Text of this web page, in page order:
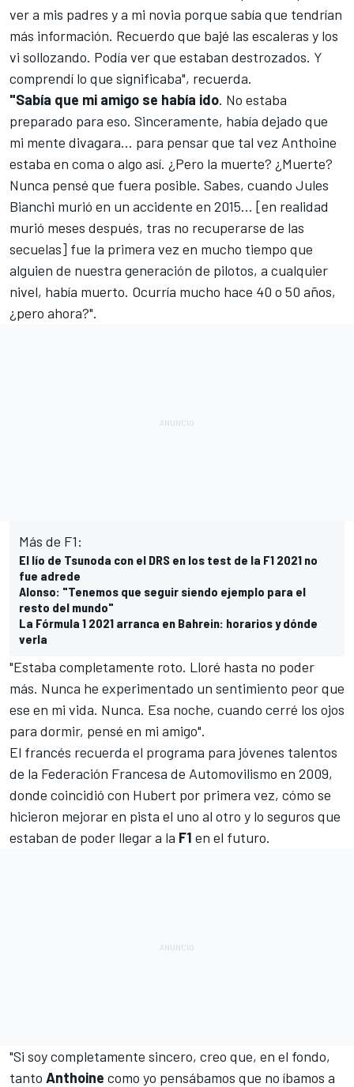
ver a mis padres y a mi novia porque sabía que tendrían
más información. Recuerdo que bajé las escaleras y los
vi sollozando. Podía ver que estaban destrozados. Y
comprendí lo que significaba", recuerda.
"Sabía que mi amigo se había ido. No estaba
preparado para eso. Sinceramente, había dejado que
mi mente divagara... para pensar que tal vez Anthoine
estaba en coma o algo así. ¿Pero la muerte? ¿Muerte?
Nunca pensé que fuera posible. Sabes, cuando Jules
Bianchi murió en un accidente en 2015... [en realidad
murió meses después, tras no recuperarse de las
secuelas] fue la primera vez en mucho tiempo que
alguien de nuestra generación de pilotos, a cualquier
nivel, había muerto. Ocurría mucho hace 40 o 50 años,
¿pero ahora?".
Más de F1:
El lío de Tsunoda con el DRS en los test de la F1 2021 no
fue adrede
Alonso: "Tenemos que seguir siendo ejemplo para el
resto del mundo"
La Fórmula 1 2021 arranca en Bahrein: horarios y dónde
verla
"Estaba completamente roto. Lloré hasta no poder
más. Nunca he experimentado un sentimiento peor que
ese en mi vida. Nunca. Esa noche, cuando cerré los ojos
para dormir, pensé en mi amigo".
El francés recuerda el programa para jóvenes talentos
de la Federación Francesa de Automovilismo en 2009,
donde coincidió con Hubert por primera vez, cómo se
hicieron mejorar en pista el uno al otro y lo seguros que
estaban de poder llegar a la F1 en el futuro.
"Si soy completamente sincero, creo que, en el fondo,
tanto Anthoine como yo pensábamos que no íbamos a